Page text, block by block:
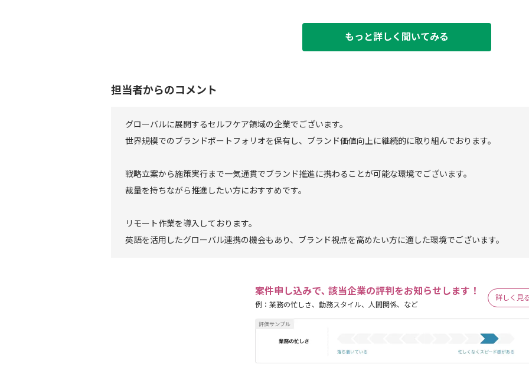
もっと詳しく聞いてみる
担当者からのコメント
グローバルに展開するセルフケア領域の企業でございます。
世界規模でのブランドポートフォリオを保有し、ブランド価値向上に継続的に取り組んでおります。
戦略立案から施策実行まで一気通貫でブランド推進に携わることが可能な環境でございます。
裁量を持ちながら推進したい方におすすめです。
リモート作業を導入しております。
英語を活用したグローバル連携の機会もあり、ブランド視点を高めたい方に適した環境でございます。
案件申し込みで､ 該当企業の評判をお知らせします！
例：業務の忙しさ、勤務スタイル、人間関係、など
詳しく見